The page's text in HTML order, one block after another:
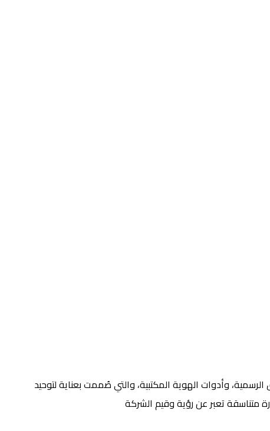
وأدوات الهوية المكتبية، والتي صُممت بعناية لتوحيد
متناسقة تعبر عن رؤية وقيم الشركة